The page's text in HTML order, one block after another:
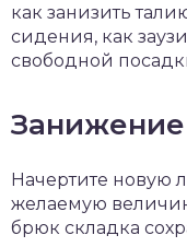
как занизить
сидения, как
свободной
Начертите новую
желаемую
брюк складка